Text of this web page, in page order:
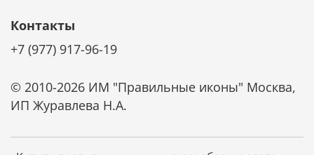
Не требует специального ухода
Икона не требует чистки специальными средствами.
смахивать с нее пыль мягкой тканью и беречь от
царапин. И икона будет радовать красотой и
блеском долгие годы.
Контакты
+7 (977) 917-96-19
© 2010-2026 ИМ "Правильные иконы" Москва,
ИП Журавлева Н.А.